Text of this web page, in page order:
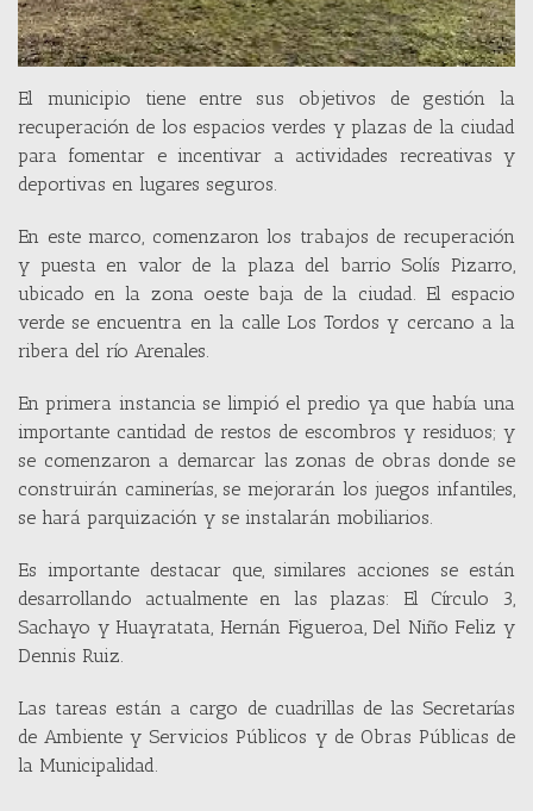
El municipio tiene entre sus objetivos de gestión la
recuperación de los espacios verdes y plazas de la ciudad
para fomentar e incentivar a actividades recreativas y
deportivas en lugares seguros.
En este marco, comenzaron los trabajos de recuperación
y puesta en valor de la plaza del barrio Solís Pizarro,
ubicado en la zona oeste baja de la ciudad. El espacio
verde se encuentra en la calle Los Tordos y cercano a la
ribera del río Arenales.
En primera instancia se limpió el predio ya que había una
importante cantidad de restos de escombros y residuos; y
se comenzaron a demarcar las zonas de obras donde se
construirán caminerías, se mejorarán los juegos infantiles,
se hará parquización y se instalarán mobiliarios.
Es importante destacar que, similares acciones se están
desarrollando actualmente en las plazas: El Círculo 3,
Sachayo y Huayratata, Hernán Figueroa, Del Niño Feliz y
Dennis Ruiz.
Las tareas están a cargo de cuadrillas de las Secretarías
de Ambiente y Servicios Públicos y de Obras Públicas de
la Municipalidad.